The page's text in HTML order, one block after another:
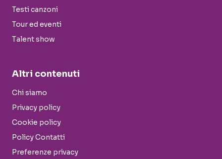
Testi canzoni
Tour ed eventi
Talent show
Altri contenuti
Chi siamo
Privacy policy
Cookie policy
Policy Contatti
Preferenze privacy